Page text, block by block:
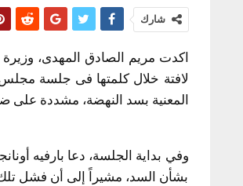
شارك
اكدت مريم الصادق المهدى،
لافتة خلال كلمتها فى جلسة مجلس
المعنية بسد النهضة، مشددة
وفي بداية الجلسة، دعا بارفيه
بشأن السد، مشيراً إلى أن فشل